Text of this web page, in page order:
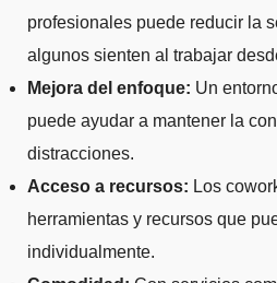
profesionales puede reducir la
algunos sienten al trabajar
Mejora del enfoque: Un
puede ayudar a mantener la
distracciones.
Acceso a recursos: Los
herramientas y recursos que
individualmente.